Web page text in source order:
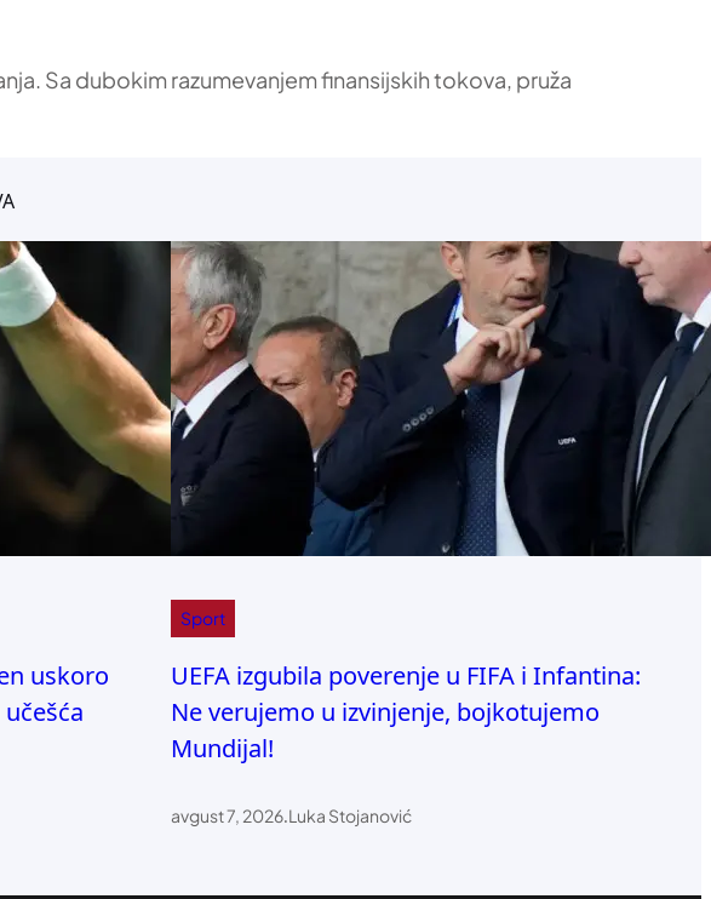
Sa dubokim razumevanjem finansijskih tokova, pruža
uskoro
Sport
UEFA izgubila poverenje u FIFA i Infantina:
Ne verujemo u izvinjenje, bojkotujemo
Mundijal!
avgust 7, 2026.Luka Stojanović